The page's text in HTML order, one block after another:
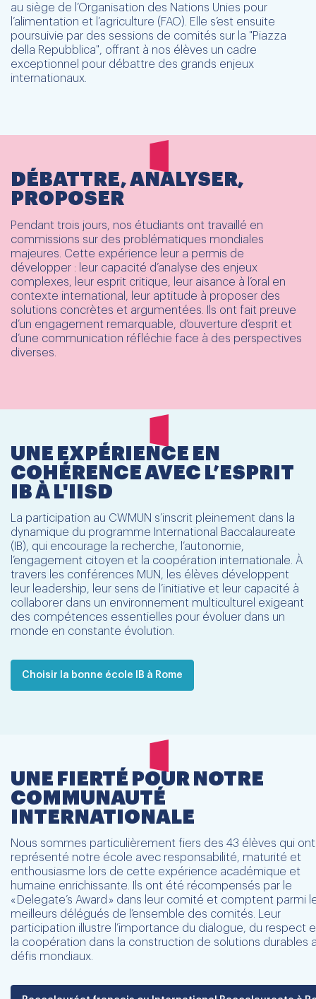
au siège de l’Organisation des Nations Unies pour
l’alimentation et l’agriculture (FAO). Elle s’est ensuite
poursuivie par des sessions de comités sur la "Piazza
della Repubblica", offrant à nos élèves un cadre
exceptionnel pour débattre des grands enjeux
internationaux.
DÉBATTRE, ANALYSER,
PROPOSER
Pendant trois jours, nos étudiants ont travaillé en
commissions sur des problématiques mondiales
majeures. Cette expérience leur a permis de
développer : leur capacité d’analyse des enjeux
complexes, leur esprit critique, leur aisance à l’oral en
contexte international, leur aptitude à proposer des
solutions concrètes et argumentées. Ils ont fait preuve
d’un engagement remarquable, d’ouverture d’esprit et
d’une communication réfléchie face à des perspectives
diverses.
UNE EXPÉRIENCE EN
COHÉRENCE AVEC L’ESPRIT
IB À L'IISD
La participation au CWMUN s’inscrit pleinement dans la
dynamique du programme International Baccalaureate
(IB), qui encourage la recherche, l’autonomie,
l’engagement citoyen et la coopération internationale. À
travers les conférences MUN, les élèves développent
leur leadership, leur sens de l’initiative et leur capacité à
collaborer dans un environnement multiculturel exigeant
des compétences essentielles pour évoluer dans un
monde en constante évolution.
Choisir la bonne école IB à Rome
UNE FIERTÉ POUR NOTRE
COMMUNAUTÉ
INTERNATIONALE
Nous sommes particulièrement fiers des 43 élèves qui ont
représenté notre école avec responsabilité, maturité et
enthousiasme lors de cette expérience académique et
humaine enrichissante. Ils ont été récompensés par le
« Delegate’s Award » dans leur comité et comptent parmi
meilleurs délégués de l’ensemble des comités. Leur
participation illustre l’importance du dialogue, du respect
la coopération dans la construction de solutions durables
défis mondiaux.